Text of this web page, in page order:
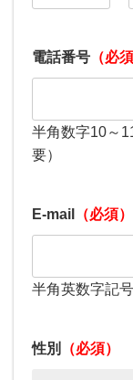
電話番号 （必須
半角数字10～
要）
E-mail （必須）
半角英数字記
性別 （必須）